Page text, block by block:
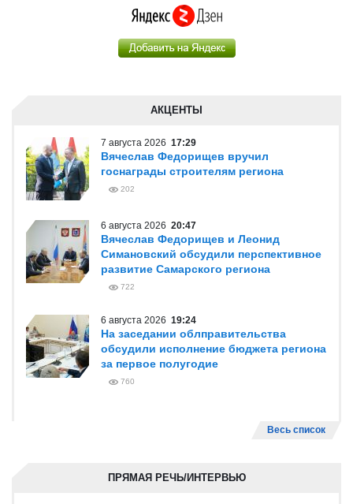
АКЦЕНТЫ
7 августа 2026 17:29
Вячеслав Федорищев вручил
госнаграды строителям региона
202
6 августа 2026 20:47
Вячеслав Федорищев и Леонид
Симановский обсудили перспективное
развитие Самарского региона
722
6 августа 2026 19:24
На заседании облправительства
обсудили исполнение бюджета региона
за первое полугодие
760
Весь список
ПРЯМАЯ РЕЧЬ/ИНТЕРВЬЮ